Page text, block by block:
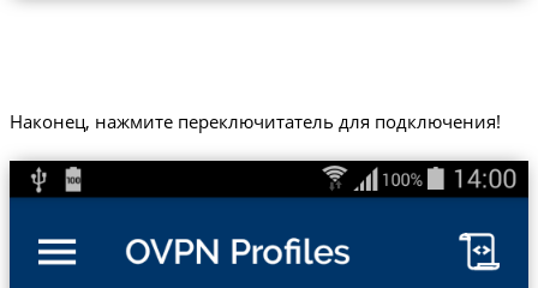
Наконец, нажмите переключитатель для подключения!